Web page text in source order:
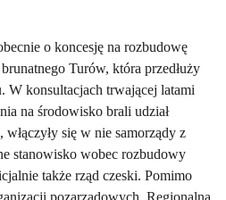
o koncesję na rozbudowę
Turów, która przedłuży
W konsultacjach trwającej latami
na środowisko brali udział
się w nie samorządy z
stanowisko wobec rozbudowy
także rząd czeski. Pomimo